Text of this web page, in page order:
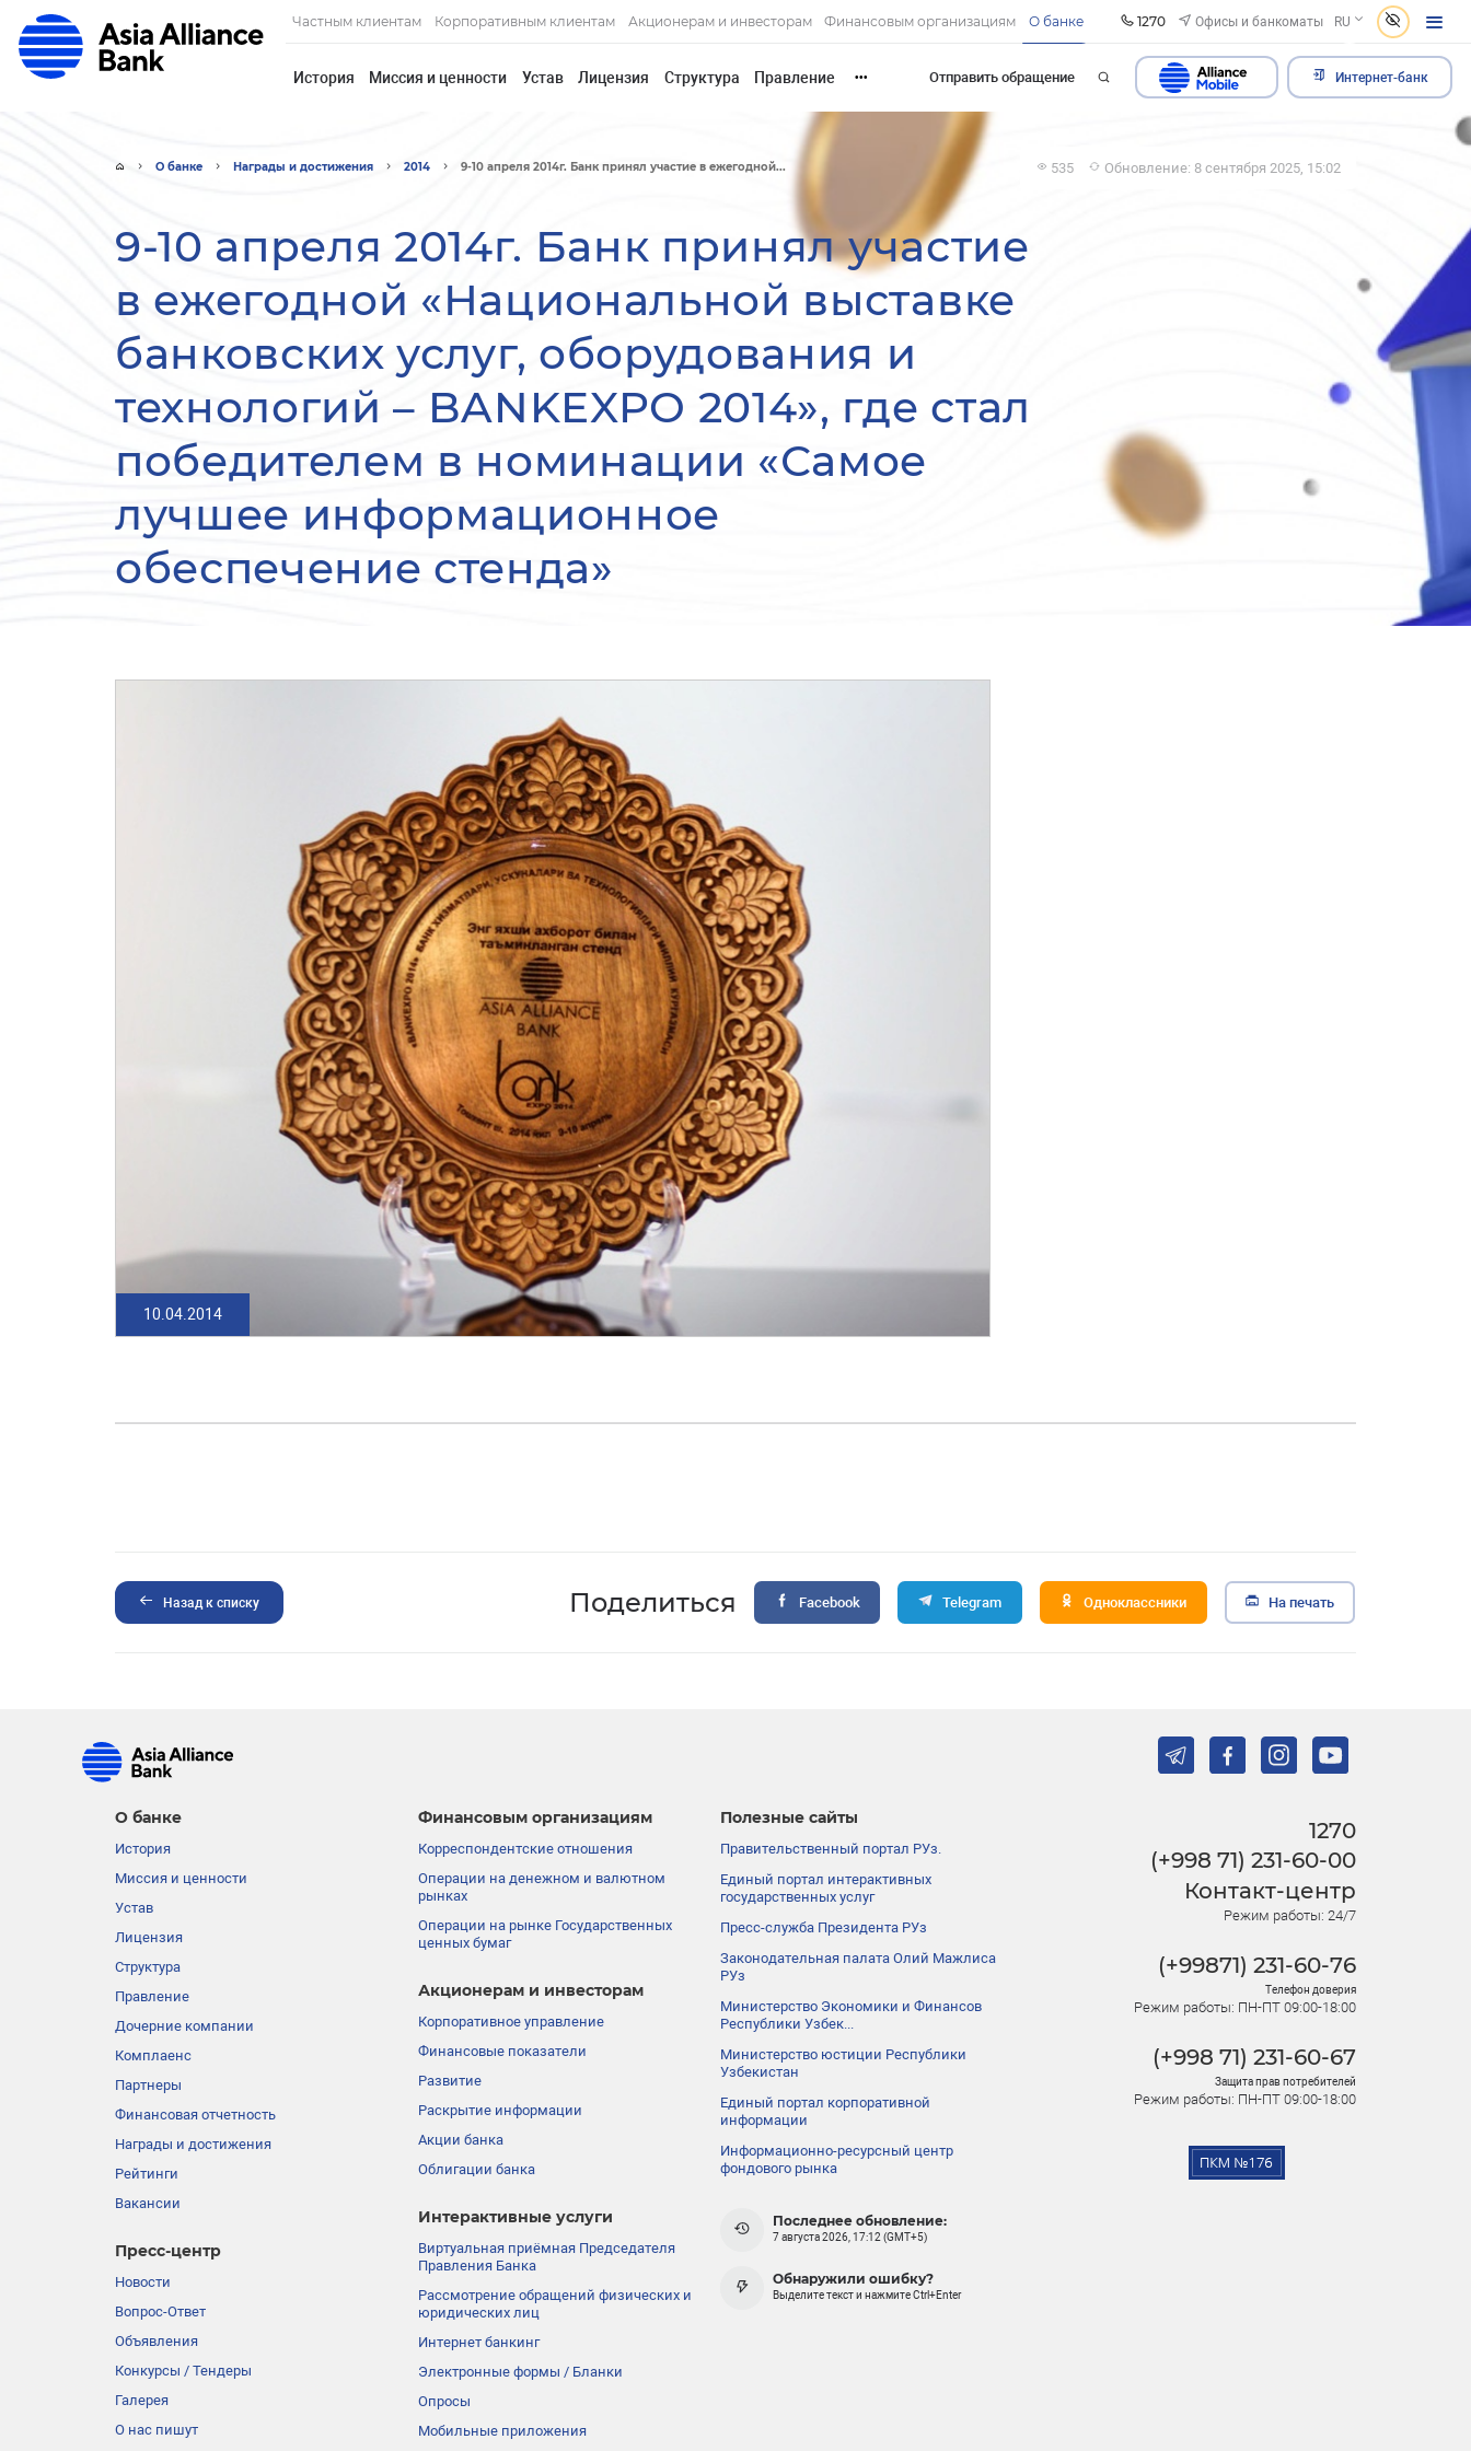
Частным клиентам Корпоративным клиентам Акционерам и инвесторам Финансовым организациям О банке 1270 Офисы и банкоматы RU
История Миссия и ценности Устав Лицензия Структура Правление ••• Отправить обращение Интернет-банк
О банке Награды и достижения 2014 9-10 апреля 2014г. Банк принял участие в ежегодной... 535 Обновление: 8 сентября 2025, 15:02
9-10 апреля 2014г. Банк принял участие
в ежегодной «Национальной выставке
банковских услуг, оборудования и
технологий – BANKEXPO 2014», где стал
победителем в номинации «Самое
лучшее информационное
обеспечение стенда»
10.04.2014
Назад к списку Поделиться Facebook Telegram Одноклассники На печать
О банке
История
Миссия и ценности
Устав
Лицензия
Структура
Правление
Дочерние компании
Комплаенс
Партнеры
Финансовая отчетность
Награды и достижения
Рейтинги
Вакансии
Пресс-центр
Новости
Вопрос-Ответ
Объявления
Конкурсы / Тендеры
Галерея
О нас пишут
Финансовым организациям
Корреспондентские отношения
Операции на денежном и валютном
рынках
Операции на рынке Государственных
ценных бумаг
Акционерам и инвесторам
Корпоративное управление
Финансовые показатели
Развитие
Раскрытие информации
Акции банка
Облигации банка
Интерактивные услуги
Виртуальная приёмная Председателя
Правления Банка
Рассмотрение обращений физических и
юридических лиц
Интернет банкинг
Электронные формы / Бланки
Опросы
Мобильные приложения
Полезные сайты
Правительственный портал РУз.
Единый портал интерактивных
государственных услуг
Пресс-служба Президента РУз
Законодательная палата Олий Мажлиса
РУз
Министерство Экономики и Финансов
Республики Узбек...
Министерство юстиции Республики
Узбекистан
Единый портал корпоративной
информации
Информационно-ресурсный центр
фондового рынка
Последнее обновление:
7 августа 2026, 17:12 (GMT+5)
Обнаружили ошибку?
Выделите текст и нажмите Ctrl+Enter
1270
(+998 71) 231-60-00
Контакт-центр
Режим работы: 24/7
(+99871) 231-60-76
Телефон доверия
Режим работы: ПН-ПТ 09:00-18:00
(+998 71) 231-60-67
Защита прав потребителей
Режим работы: ПН-ПТ 09:00-18:00